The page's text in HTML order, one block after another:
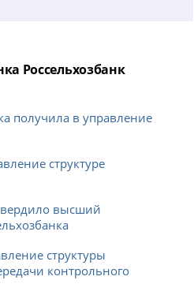
Россельхозбанк
получила в управление
структуре
высший
структуры
контрольного